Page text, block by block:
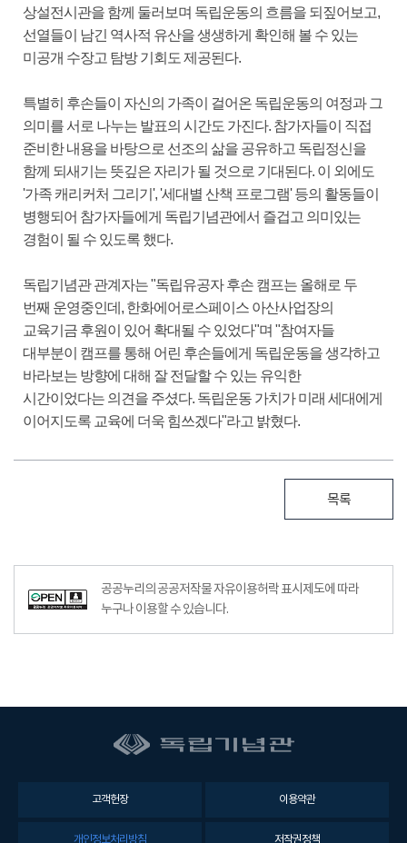
상설전시관을 함께 둘러보며 독립운동의 흐름을 되짚어보고,
선열들이 남긴 역사적 유산을 생생하게 확인해 볼 수 있는
미공개 수장고 탐방 기회도 제공된다.
특별히 후손들이 자신의 가족이 걸어온 독립운동의 여정과 그
의미를 서로 나누는 발표의 시간도 가진다. 참가자들이 직접
준비한 내용을 바탕으로 선조의 삶을 공유하고 독립정신을
함께 되새기는 뜻깊은 자리가 될 것으로 기대된다. 이 외에도
'가족 캐리커처 그리기', '세대별 산책 프로그램' 등의 활동들이
병행되어 참가자들에게 독립기념관에서 즐겁고 의미있는
경험이 될 수 있도록 했다.
독립기념관 관계자는 "독립유공자 후손 캠프는 올해로 두
번째 운영중인데, 한화에어로스페이스 아산사업장의
교육기금 후원이 있어 확대될 수 있었다"며 "참여자들
대부분이 캠프를 통해 어린 후손들에게 독립운동을 생각하고
바라보는 방향에 대해 잘 전달할 수 있는 유익한
시간이었다는 의견을 주셨다. 독립운동 가치가 미래 세대에게
이어지도록 교육에 더욱 힘쓰겠다"라고 밝혔다.
목록
공공누리의 공공저작물 자유이용허락 표시제도에 따라
누구나 이용할 수 있습니다.
고객헌장 이용약관
개인정보처리방침 저작권정책